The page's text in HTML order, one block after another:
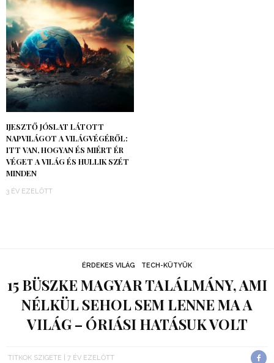
IJESZTŐ JÓSLAT LÁTOTT
NAPVILÁGOT A VILÁGVÉGÉRŐL:
ITT VAN, HOGYAN ÉS MIÉRT ÉR
VÉGET A VILÁG ÉS HULLIK SZÉT
MINDEN
3 ÉV EZELŐTT
ÉRDEKES VILÁG TECH-KÜTYÜK
15 BÜSZKE MAGYAR TALÁLMÁNY, AMI
NÉLKÜL SEHOL SEM LENNE MA A
VILÁG – ÓRIÁSI HATÁSUK VOLT
TITKOK SZIGETE 7 ÉV EZELŐTT